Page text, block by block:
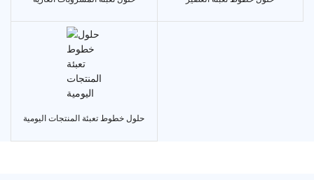
حلول خطوط تعبئة المنتجات اليومية